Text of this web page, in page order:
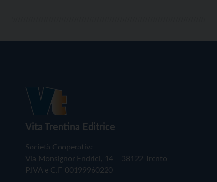
Vita Trentina Editrice
Società Cooperativa
Via Monsignor Endrici, 14 – 38122 Trento
P.IVA e C.F. 00199960220